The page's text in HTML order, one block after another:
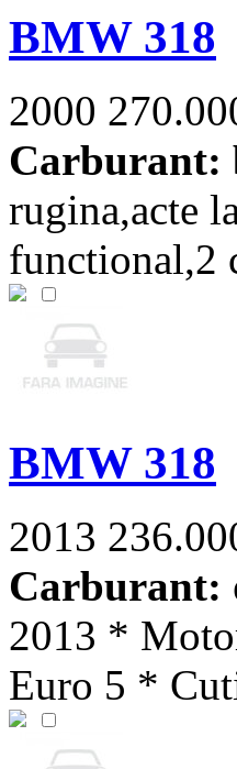
BMW 318
2000
Carburant:
rugina,acte
functional,2
BMW 318
2013
Carburant:
2013 *
Euro 5 *